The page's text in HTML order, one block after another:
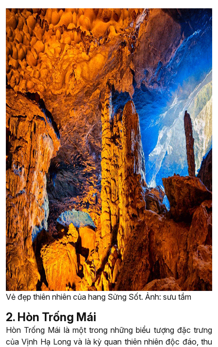
Vẻ đẹp thiên nhiên của hang Sửng Sốt. Ảnh: sưu tầm
2. Hòn Trống Mái
Hòn Trống Mái là một trong những biểu tượng đặc trưng
của Vịnh Hạ Long và là kỳ quan thiên nhiên độc đáo, thu